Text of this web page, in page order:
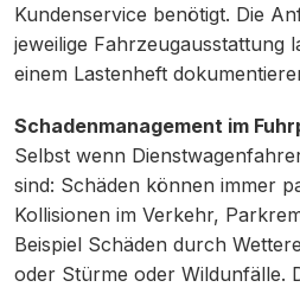
Kundenservice benötigt. Die
jeweilige Fahrzeugausstattung
einem Lastenheft
Schadenmanagement im
Selbst wenn
sind: Schäden können immer
Kollisionen im Verkehr,
Beispiel Schäden durch
oder Stürme oder Wildunfälle.